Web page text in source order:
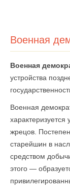
Военная
Военная
устройства
Военная
жрецов.
старейшин в
средством
этого —